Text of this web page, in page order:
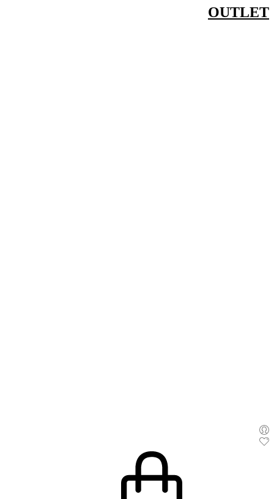
דלג
לתוכן
OUTLET